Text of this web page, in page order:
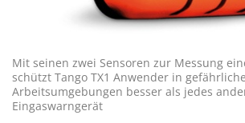
Mit seinen zwei Sensoren zur Messung
schützt Tango TX1 Anwender in
Arbeitsumgebungen besser als jedes
Eingaswarngerät